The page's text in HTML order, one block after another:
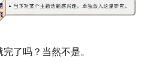
了吗？当然不是。